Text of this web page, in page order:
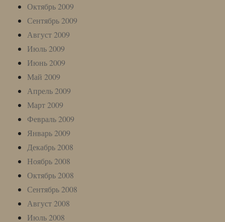
Октябрь 2009
Сентябрь 2009
Август 2009
Июль 2009
Июнь 2009
Май 2009
Апрель 2009
Март 2009
Февраль 2009
Январь 2009
Декабрь 2008
Ноябрь 2008
Октябрь 2008
Сентябрь 2008
Август 2008
Июль 2008